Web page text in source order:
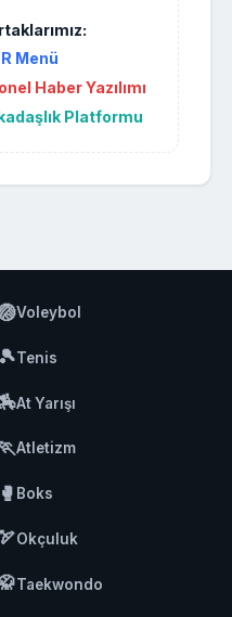
Menü
Haber Yazılımı
Platformu
Voleybol
🎾Tenis
🏇At Yarışı
🏃Atletizm
🥊 Boks
🏹Okçuluk
🥋Taekwondo